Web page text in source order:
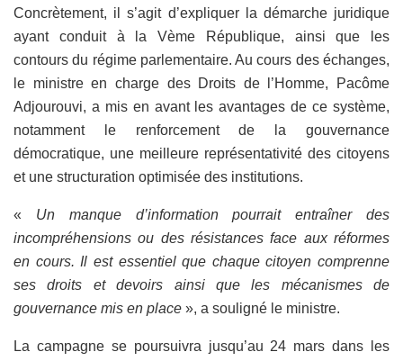
Concrètement, il s’agit d’expliquer la démarche juridique
ayant conduit à la Vème République, ainsi que les
contours du régime parlementaire. Au cours des échanges,
le ministre en charge des Droits de l’Homme, Pacôme
Adjourouvi, a mis en avant les avantages de ce système,
notamment le renforcement de la gouvernance
démocratique, une meilleure représentativité des citoyens
et une structuration optimisée des institutions.
« Un manque d’information pourrait entraîner des
incompréhensions ou des résistances face aux réformes
en cours. Il est essentiel que chaque citoyen comprenne
ses droits et devoirs ainsi que les mécanismes de
gouvernance mis en place », a souligné le ministre.
La campagne se poursuivra jusqu’au 24 mars dans les